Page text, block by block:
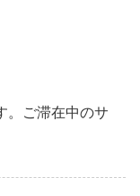
。ご滞在中のサ